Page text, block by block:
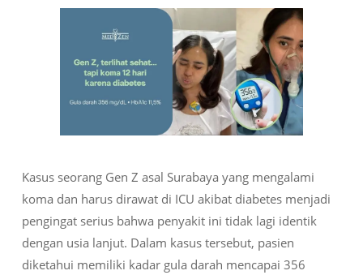
Kasus seorang Gen Z asal Surabaya yang mengalami
koma dan harus dirawat di ICU akibat diabetes menjadi
pengingat serius bahwa penyakit ini tidak lagi identik
dengan usia lanjut. Dalam kasus tersebut, pasien
diketahui memiliki kadar gula darah mencapai 356